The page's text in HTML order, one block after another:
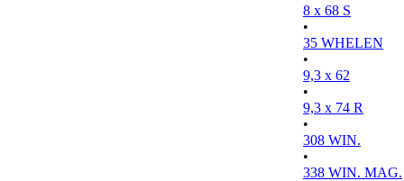
8 x 68 S
•
35 WHELEN
•
9,3 x 62
•
9,3 x 74 R
•
308 WIN.
•
338 WIN. MAG.